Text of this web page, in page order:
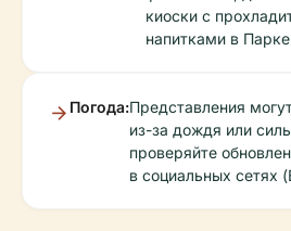
киоски с
напитками в
Погода:Представления
из-за дождя или
проверяйте
в социальных сетях